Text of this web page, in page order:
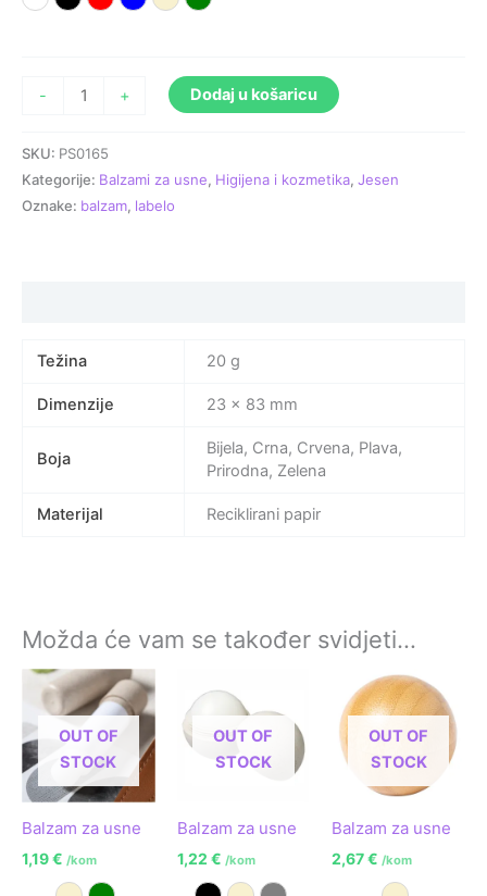
BijelaCrnaCrvenaPlavaPrirodnaZelena
- + Dodaj u košaricu
SKU: PS0165
Kategorije: Balzami za usne, Higijena i kozmetika, Jesen
Oznake: balzam, labelo
Težina 20 g
Dimenzije 23 × 83 mm
Boja
Bijela, Crna, Crvena, Plava,
Prirodna, Zelena
Materijal Reciklirani papir
Možda će vam se također svidjeti…
OUT OF
STOCK
Balzam za usne
1,19€ /kom
OUT OF
STOCK
Balzam za usne
1,22 € /kom
OUT OF
STOCK
Balzam za usne
2,67€ /kom